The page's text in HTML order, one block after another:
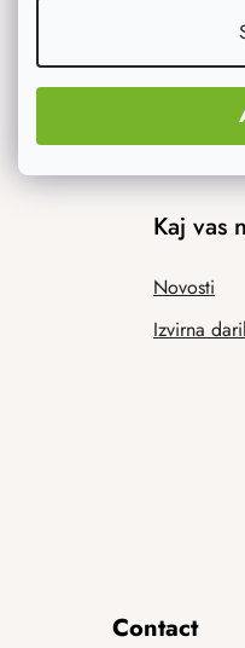
Kaj vas
Novosti
Izvirna
Contact